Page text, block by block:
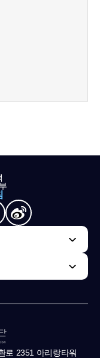
로 2351 아리랑타워